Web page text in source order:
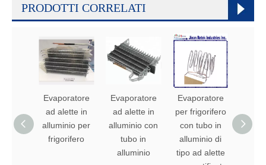
PRODOTTI CORRELATI
Evaporatore
ad alette in
alluminio per
frigorifero
Evaporatore
ad alette in
alluminio con
tubo in
alluminio
Evaporatore
per frigorifero
con tubo in
alluminio di
tipo ad alette
con